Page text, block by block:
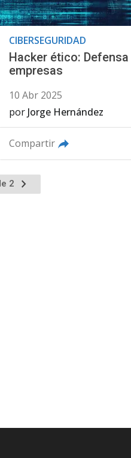
CIBERSEGURIDAD
Hacker ético:
empresas
10 Abr 2025
por Jorge Hernández
Compartir
2